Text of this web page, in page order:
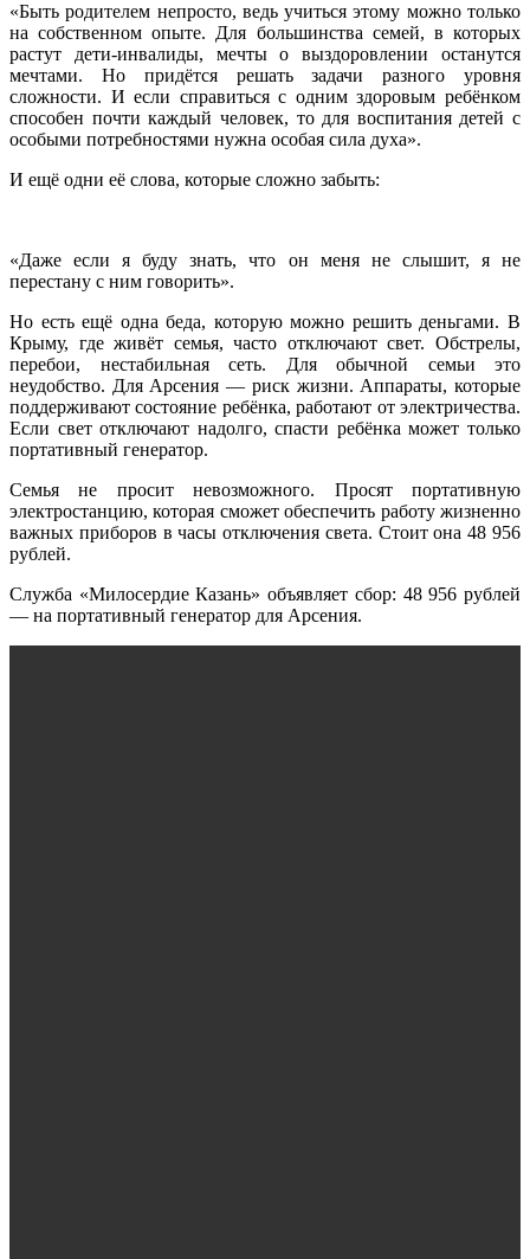
«Быть родителем непросто, ведь учиться этому можно только
на собственном опыте. Для большинства семей, в которых
растут дети-инвалиды, мечты о выздоровлении останутся
мечтами. Но придётся решать задачи разного уровня
сложности. И если справиться с одним здоровым ребёнком
способен почти каждый человек, то для воспитания детей с
особыми потребностями нужна особая сила духа».
И ещё одни её слова, которые сложно забыть:
«Даже если я буду знать, что он меня не слышит, я не
перестану с ним говорить».
Но есть ещё одна беда, которую можно решить деньгами. В
Крыму, где живёт семья, часто отключают свет. Обстрелы,
перебои, нестабильная сеть. Для обычной семьи это
неудобство. Для Арсения — риск жизни. Аппараты, которые
поддерживают состояние ребёнка, работают от электричества.
Если свет отключают надолго, спасти ребёнка может только
портативный генератор.
Семья не просит невозможного. Просят портативную
электростанцию, которая сможет обеспечить работу жизненно
важных приборов в часы отключения света. Стоит она 48 956
рублей.
Служба «Милосердие Казань» объявляет сбор: 48 956 рублей
— на портативный генератор для Арсения.